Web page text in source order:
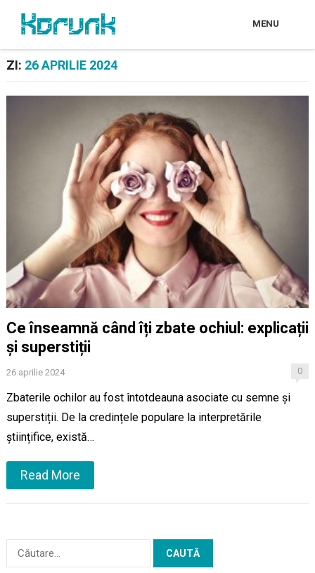
MENU
ZI: 26 APRILIE 2024
Ce înseamnă când îți zbate ochiul: explicații
și superstiții
26 aprilie 2024 0
Zbaterile ochilor au fost întotdeauna asociate cu semne și
superstiții. De la credințele populare la interpretările
științifice, există…
Read More
Caută